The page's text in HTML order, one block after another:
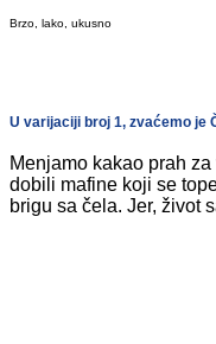
Brzo, lako, ukusno
U varijaciji broj 1, zvaćemo je
Menjamo kakao prah za
dobili mafine koji se
brigu sa čela. Jer, život